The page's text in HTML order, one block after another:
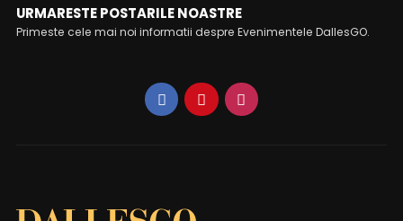
URMARESTE POSTARILE NOASTRE
Primeste cele mai noi informatii despre Evenimentele DallesGO.